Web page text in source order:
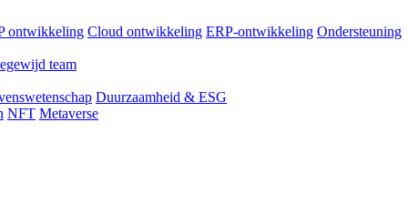
ontwikkeling Cloud ontwikkeling ERP-ontwikkeling Ondersteuning
team
Duurzaamheid & ESG
NFT Metaverse